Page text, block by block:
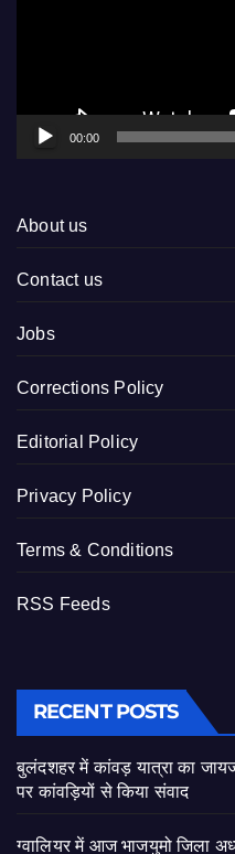
00:00
About us
Contact us
Jobs
Corrections Policy
Editorial Policy
Privacy Policy
Terms & Conditions
RSS Feeds
RECENT POSTS
बुलंदशहर में कांवड़ यात्रा का
पर कांवड़ियों से किया संवाद
ग्वालियर में आज भाजयुमो जिला